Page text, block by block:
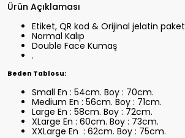
Ürün Açıklaması
Etiket, QR kod & Orijinal jelatin paket
Normal Kalıp
Double Face Kumaş
.
Beden Tablosu:
Small En : 54cm. Boy : 70cm.
Medium En : 56cm. Boy : 71cm.
Large En : 58cm. Boy : 72cm.
XLarge En : 60cm. Boy : 73cm.
XXLarge En : 62cm. Boy : 75cm.